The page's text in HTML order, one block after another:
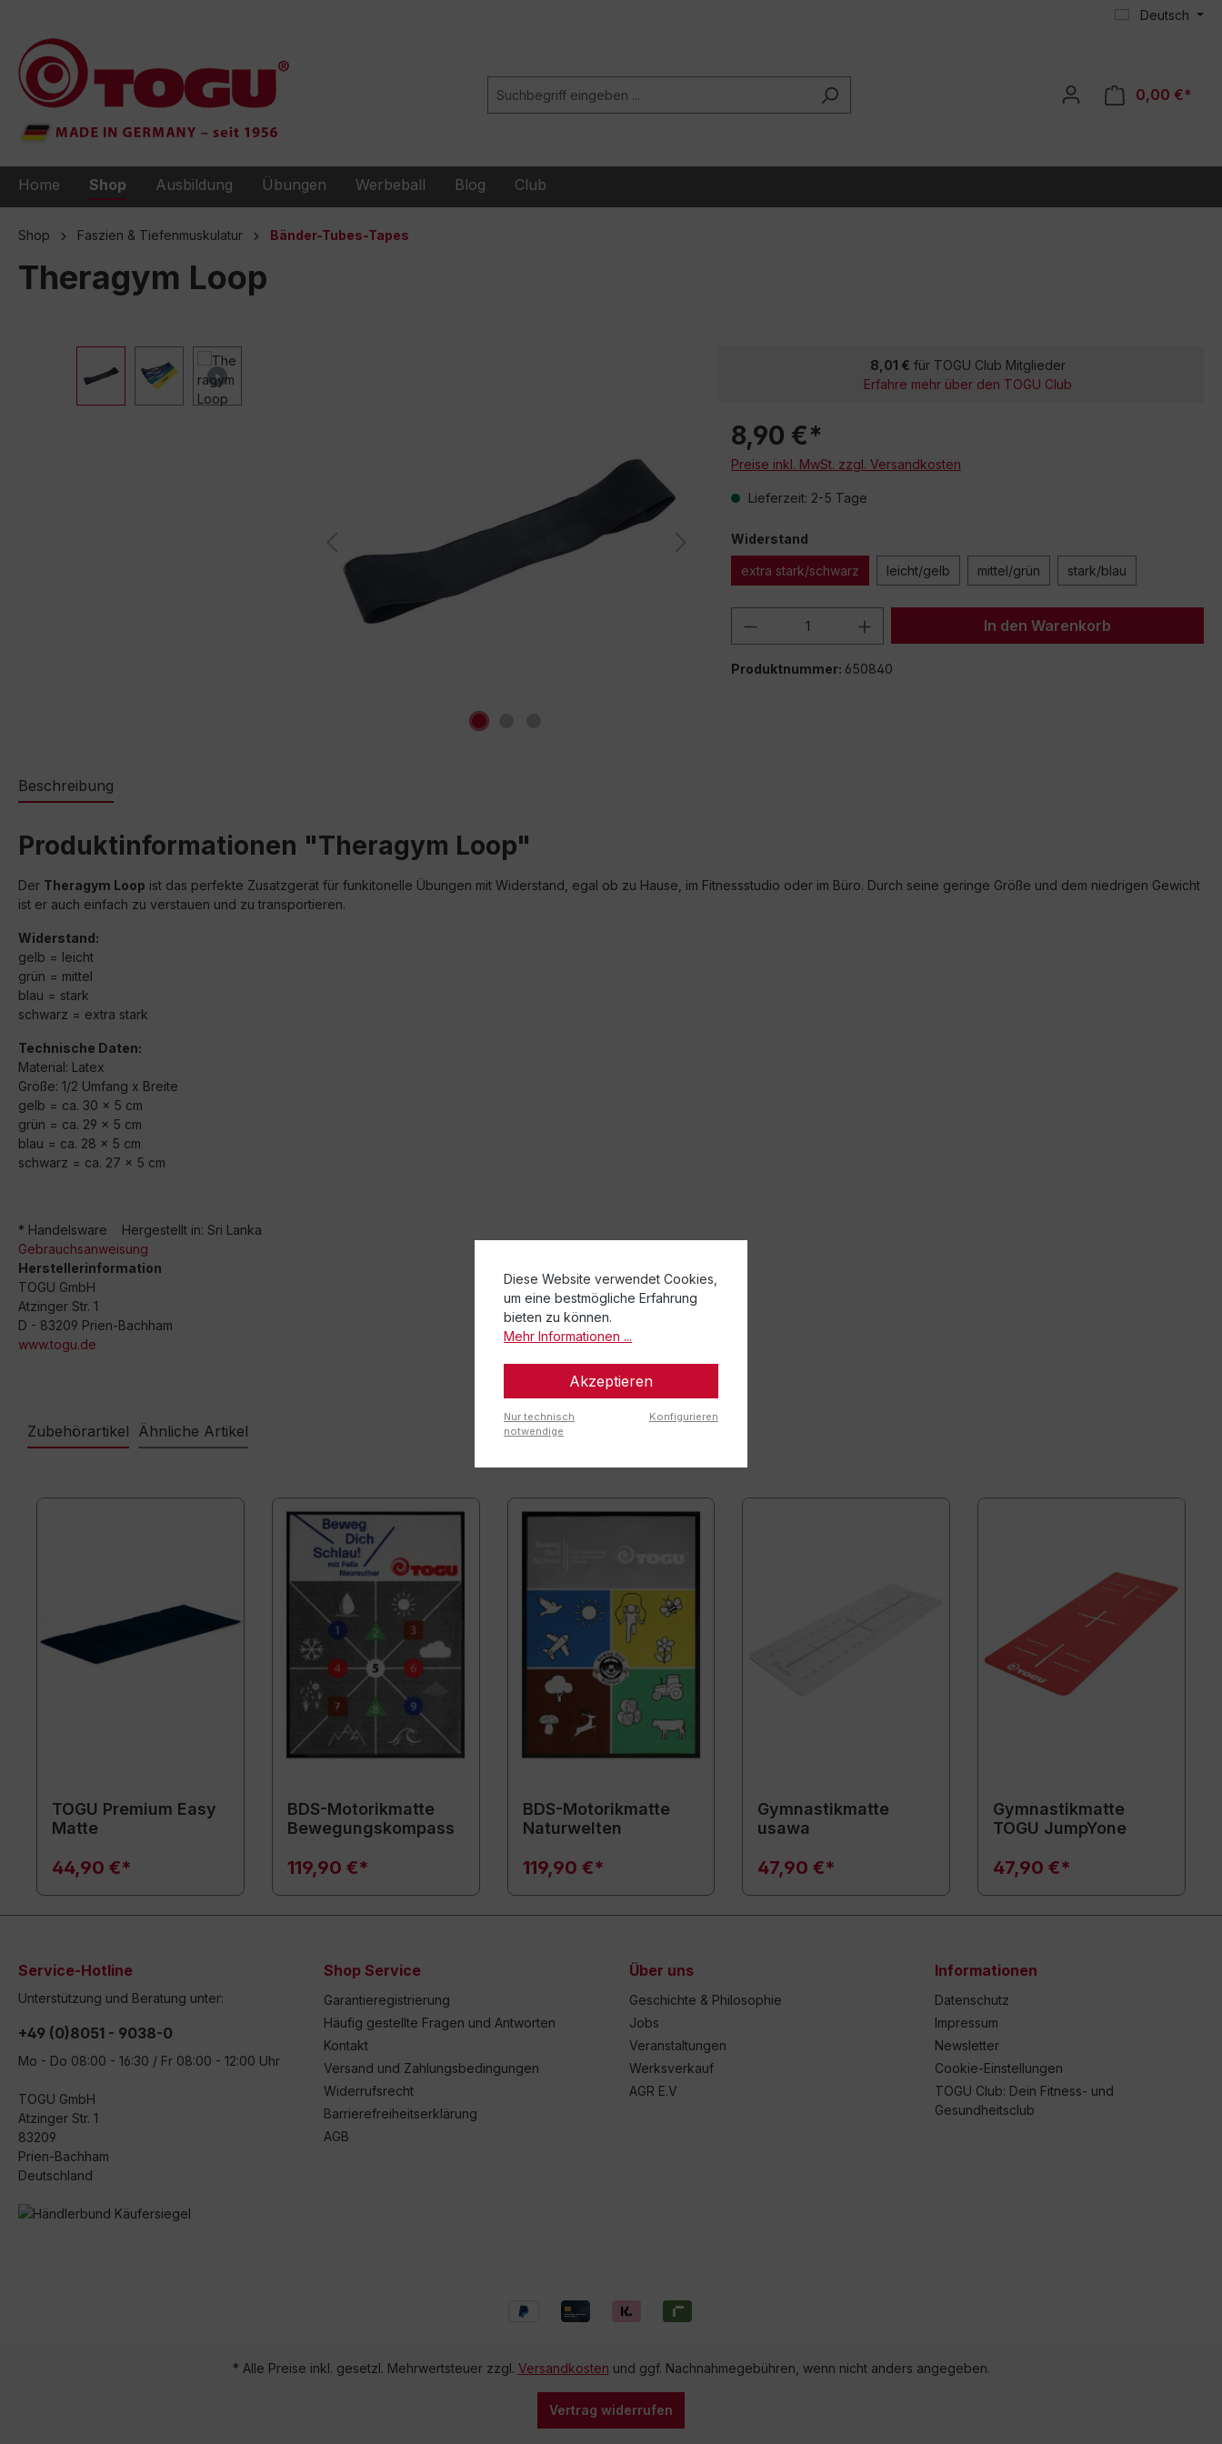
Deutsch
0,00 €*
Home Shop Ausbildung Übungen Werbeball Blog Club
Shop Faszien & Tiefenmuskulatur Bänder-Tubes-Tapes
Theragym Loop
8,01 € für TOGU Club Mitglieder
Erfahre mehr über den TOGU Club
8,90 €*
Preise inkl. MwSt. zzgl. Versandkosten
Lieferzeit: 2-5 Tage
Widerstand
extra stark/schwarz leicht/gelb mittel/grün stark/blau
Produkt Anzahl: Gib den gewünschten Wert
In den Warenkorb
Produktnummer: 650840
Beschreibung
Produktinformationen "Theragym Loop"
Der Theragym Loop ist das perfekte Zusatzgerät für funkitonelle Übungen mit Widerstand, egal ob zu Hause, im Fitnessstudio oder im Büro. Durch seine geringe Größe und dem niedrigen Gewicht
ist er auch einfach zu verstauen und zu transportieren.
Widerstand:
gelb = leicht
grün = mittel
blau = stark
schwarz = extra stark
Technische Daten:
Material: Latex
Größe: 1/2 Umfang x Breite
gelb = ca. 30 x 5 cm
grün = ca. 29 x 5 cm
blau = ca. 28 x 5 cm
schwarz = ca. 27 x 5 cm
* Handelsware Hergestellt in: Sri Lanka
Gebrauchsanweisung
Herstellerinformation
TOGU GmbH
Atzinger Str. 1
D - 83209 Prien-Bachham
www.togu.de
Zubehörartikel Ähnliche Artikel
TOGU Premium Easy
Matte
44,90 €*
BDS-Motorikmatte
Bewegungskompass
119,90 €*
BDS-Motorikmatte
Naturwelten
119,90 €*
Gymnastikmatte
usawa
47,90 €*
Gymnastikmatte
TOGU JumpYone
47,90 €*
Service-Hotline
Unterstützung und Beratung unter:
+49 (0)8051 - 9038-0
Mo - Do 08:00 - 16:30 / Fr 08:00 - 12:00 Uhr
TOGU GmbH
Atzinger Str. 1
83209
Prien-Bachham
Deutschland
Shop Service
Garantieregistrierung
Häufig gestellte Fragen und Antworten
Kontakt
Versand und Zahlungsbedingungen
Widerrufsrecht
Barrierefreiheitserklärung
AGB
Über uns
Geschichte & Philosophie
Jobs
Veranstaltungen
Werksverkauf
AGR E.V
Informationen
Datenschutz
Impressum
Newsletter
Cookie-Einstellungen
TOGU Club: Dein Fitness- und
Gesundheitsclub
* Alle Preise inkl. gesetzl. Mehrwertsteuer zzgl. Versandkosten und ggf. Nachnahmegebühren, wenn nicht anders angegeben.
Vertrag widerrufen
Diese Website verwendet Cookies,
um eine bestmögliche Erfahrung
bieten zu können.
Mehr Informationen ...
Akzeptieren
Nur technisch
notwendige
Konfigurieren